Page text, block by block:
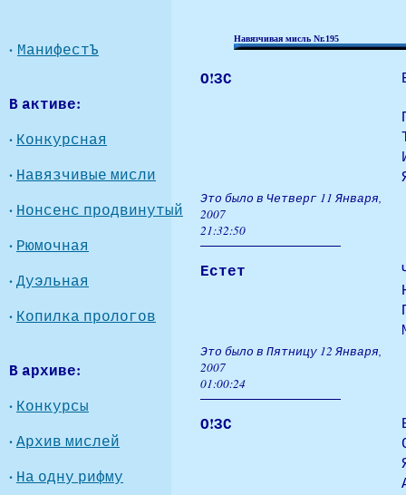
· МанифестЪ
В активе:
· Конкурсная
· Навязчивые мисли
· Нонсенс продвинутый
· Рюмочная
·Дуэльная
· Копилка прологов
В архиве:
· Конкурсы
·Архив мислей
· На одну рифму
Навязчивая мисль Nr.195
О!ЗС
Это было в Четверг 11 Января,
2007
21:32:50
Естет
Это было в Пятницу 12 Января,
2007
01:00:24
О!ЗС